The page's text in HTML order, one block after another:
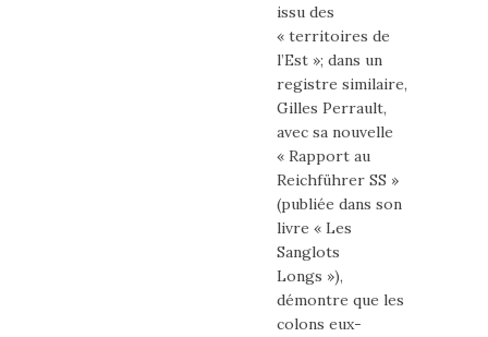
issu des
« territoires de
l’Est »; dans un
registre similaire,
Gilles Perrault,
avec sa nouvelle
« Rapport au
Reichführer SS »
(publiée dans son
livre « Les
Sanglots
Longs »),
démontre que les
colons eux-